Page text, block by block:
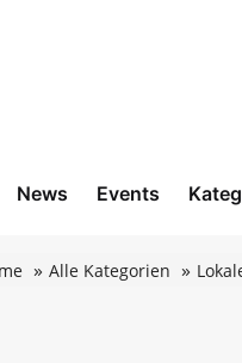
News Events
Alle Kategorien